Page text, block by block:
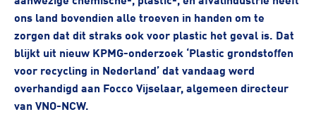
ons land bovendien alle troeven in handen om te
zorgen dat dit straks ook voor plastic het geval is. Dat
blijkt uit nieuw KPMG-onderzoek ‘Plastic grondstoffen
voor recycling in Nederland’ dat vandaag werd
overhandigd aan Focco Vijselaar, algemeen directeur
van VNO-NCW.